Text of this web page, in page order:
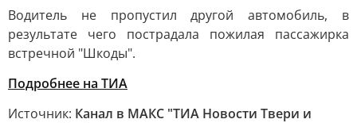
Водитель не пропустил другой автомобиль, в
результате чего пострадала пожилая пассажирка
встречной "Шкоды".
Подробнее на ТИА
Источник: Канал в МАКС "ТИА Новости Твери и